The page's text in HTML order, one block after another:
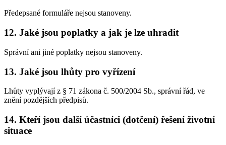
Předepsané formuláře nejsou stanoveny.
12. Jaké jsou poplatky a jak je lze uhradit
Správní ani jiné poplatky nejsou stanoveny.
13. Jaké jsou lhůty pro vyřízení
Lhůty vyplývají z § 71 zákona č. 500/2004 Sb., správní řád, ve
znění pozdějších předpisů.
14. Kteří jsou další účastníci (dotčení) řešení životní
situace